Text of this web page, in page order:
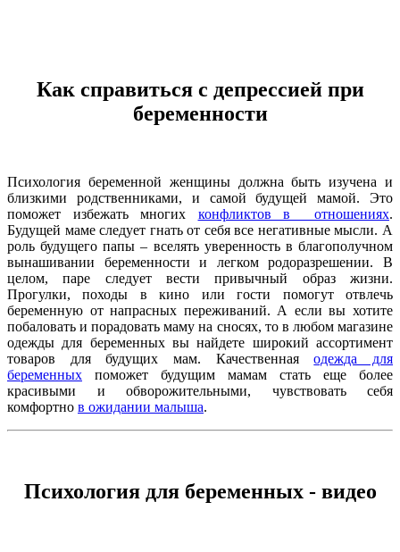
Как справиться с депрессией при
беременности
Психология беременной женщины должна быть изучена и
близкими родственниками, и самой будущей мамой. Это
поможет избежать многих конфликтов в отношениях.
Будущей маме следует гнать от себя все негативные мысли. А
роль будущего папы – вселять уверенность в благополучном
вынашивании беременности и легком родоразрешении. В
целом, паре следует вести привычный образ жизни.
Прогулки, походы в кино или гости помогут отвлечь
беременную от напрасных переживаний. А если вы хотите
побаловать и порадовать маму на сносях, то в любом магазине
одежды для беременных вы найдете широкий ассортимент
товаров для будущих мам. Качественнаяодежда для
беременных поможет будущим мамам стать еще более
красивыми и обворожительными, чувствовать себя
комфортно в ожидании малыша.
Психология для беременных - видео